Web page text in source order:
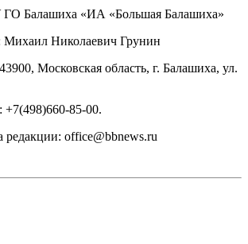
Балашиха «ИА «Большая Балашиха»
Михаил Николаевич Грунин
Московская область, г. Балашиха, ул.
+7(498)660-85-00.
редакции: office@bbnews.ru